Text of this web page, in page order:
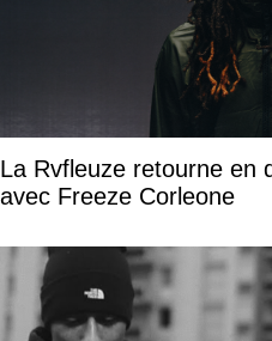
La Rvfleuze retourne en
avec Freeze Corleone